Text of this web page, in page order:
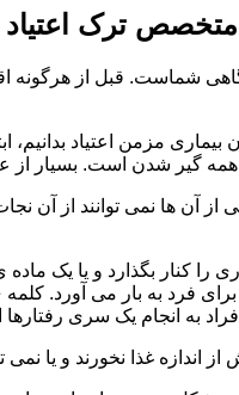
ترک اعتیاد
شماست. قبل از هرگونه
مزمن اعتیاد بدانیم،
گیر شدن است. بسیار از
آن ها نمی توانند از آن
را کنار بگذارد و یا یک
فرد به بار می آورد.
به انجام یک سری رفتارها
از اندازه غذا نخورند و یا